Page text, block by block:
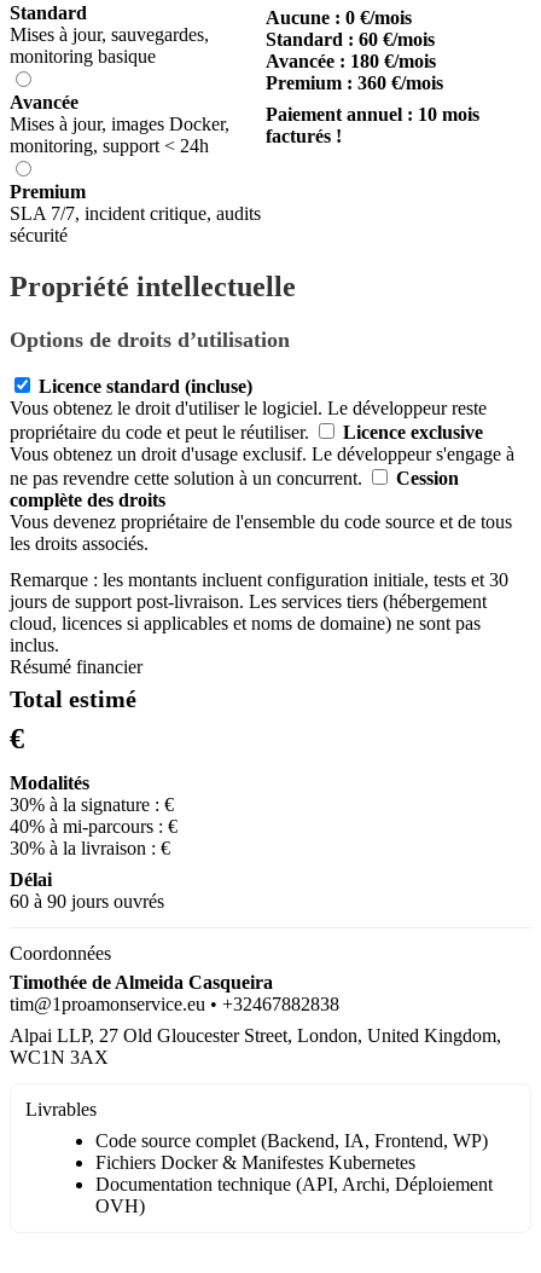
Standard
Mises à jour, sauvegardes,
monitoring basique
Avancée
Mises à jour, images Docker,
monitoring, support < 24h
Premium
SLA 7/7, incident critique, audits
sécurité
Aucune : 0 €/mois
Standard : 60 €/mois
Avancée : 180 €/mois
Premium : 360 €/mois
Paiement annuel : 10 mois
facturés !
Propriété intellectuelle
Options de droits d’utilisation
Licence standard (incluse)
Vous obtenez le droit d'utiliser le logiciel. Le développeur reste
propriétaire du code et peut le réutiliser.
Licence exclusive
Vous obtenez un droit d'usage exclusif. Le développeur s'engage à
ne pas revendre cette solution à un concurrent.
Cession
complète des droits
Vous devenez propriétaire de l'ensemble du code source et de tous
les droits associés.
Remarque : les montants incluent configuration initiale, tests et 30
jours de support post-livraison. Les services tiers (hébergement
cloud, licences si applicables et noms de domaine) ne sont pas
inclus.
Résumé financier
Total estimé
€
Modalités
30% à la signature : €
40% à mi-parcours : €
30% à la livraison : €
Délai
60 à 90 jours ouvrés
Coordonnées
Timothée de Almeida Casqueira
tim@1proamonservice.eu • +32467882838
Alpai LLP, 27 Old Gloucester Street, London, United Kingdom,
WC1N 3AX
Livrables
Code source complet (Backend, IA, Frontend, WP)
Fichiers Docker & Manifestes Kubernetes
Documentation technique (API, Archi, Déploiement
OVH)